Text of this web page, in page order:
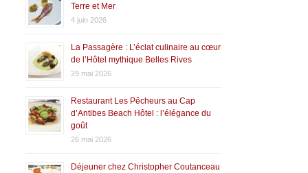
Terre et Mer
4 juin 2026
La Passagère : L’éclat culinaire au cœur
de l’Hôtel mythique Belles Rives
29 mai 2026
Restaurant Les Pêcheurs au Cap
d’Antibes Beach Hôtel : l’élégance du
goût
26 mai 2026
Déjeuner chez Christopher Coutanceau